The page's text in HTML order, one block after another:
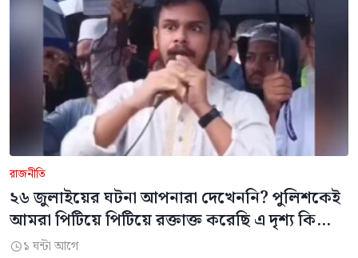
রাজনীতি
২৬ জুলাইয়ের ঘটনা আপনারা দেখেননি? পুলিশকেই
আমরা পিটিয়ে পিটিয়ে রক্তাক্ত করেছি এ দৃশ্য কি
আপনারা দেখেননি
১ ঘন্টা আগে